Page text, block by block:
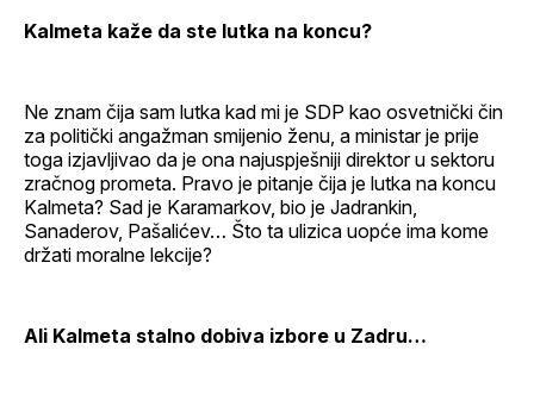
Kalmeta kaže da ste lutka na koncu?
Ne znam čija sam lutka kad mi je SDP kao osvetnički čin
za politički angažman smijenio ženu, a ministar je prije
toga izjavljivao da je ona najuspješniji direktor u sektoru
zračnog prometa. Pravo je pitanje čija je lutka na koncu
Kalmeta? Sad je Karamarkov, bio je Jadrankin,
Sanaderov, Pašalićev… Što ta ulizica uopće ima kome
držati moralne lekcije?
Ali Kalmeta stalno dobiva izbore u Zadru…